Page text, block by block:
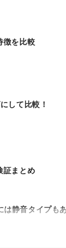
徴を比較
して比較！
証まとめ
静音タイプも